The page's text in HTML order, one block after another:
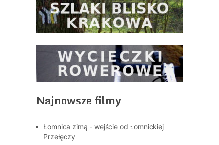
Najnowsze filmy
Łomnica zimą - wejście od Łomnickiej
Przełęczy